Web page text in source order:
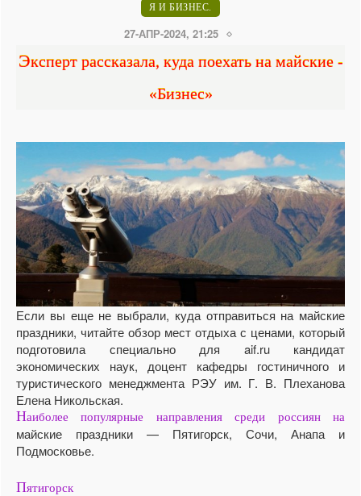
Я И БИЗНЕС.
27-АПР-2024, 21:25
Эксперт рассказала, куда поехать на майские -
«Бизнес»
Если вы еще не выбрали, куда отправиться на майские
праздники, читайте обзор мест отдыха с ценами, который
подготовила специально для aif.ru кандидат
экономических наук, доцент кафедры гостиничного и
туристического менеджмента РЭУ им. Г. В. Плеханова
Елена Никольская.
Наиболее популярные направления среди россиян на
майские праздники — Пятигорск, Сочи, Анапа и
Подмосковье.
Пятигорск